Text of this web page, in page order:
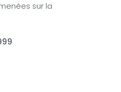
sur la